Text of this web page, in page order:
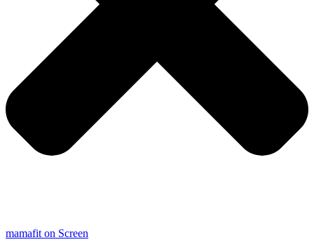
mamafit on Screen